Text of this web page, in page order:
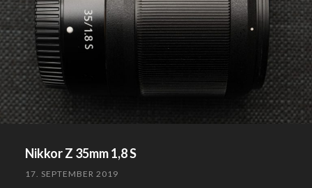
Nikkor Z 35mm 1,8 S
17. SEPTEMBER 2019